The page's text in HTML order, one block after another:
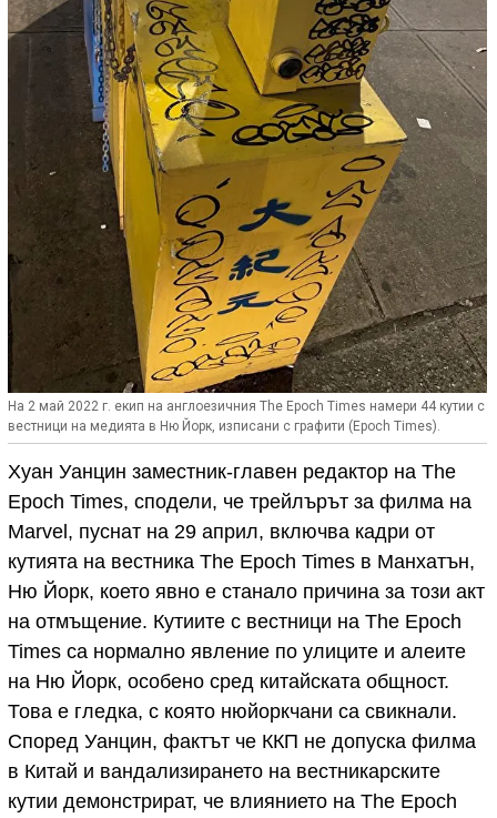
На 2 май 2022 г. екип на англоезичния The Epoch Times намери 44 кутии с
вестници на медията в Ню Йорк, изписани с графити (Epoch Times).
Хуан Уанцин заместник-главен редактор на The
Epoch Times, сподели, че трейлърът за филма на
Marvel, пуснат на 29 април, включва кадри от
кутията на вестника The Epoch Times в Манхатън,
Ню Йорк, което явно е станало причина за този акт
на отмъщение. Кутиите с вестници на The Epoch
Times са нормално явление по улиците и алеите
на Ню Йорк, особено сред китайската общност.
Това е гледка, с която нюйоркчани са свикнали.
Според Уанцин, фактът че ККП не допуска филма
в Китай и вандализирането на вестникарските
кутии демонстрират, че влиянието на The Epoch